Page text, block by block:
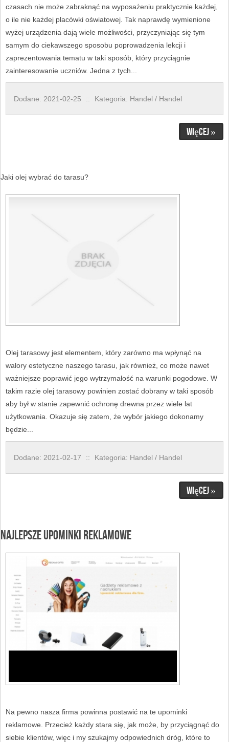
czasach nie może zabraknąć na wyposażeniu praktycznie każdej,
o ile nie każdej placówki oświatowej. Tak naprawdę wymienione
wyżej urządzenia dają wiele możliwości, przyczyniając się tym
samym do ciekawszego sposobu poprowadzenia lekcji i
zaprezentowania tematu w taki sposób, który przyciągnie
zainteresowanie uczniów. Jedna z tych...
Dodane: 2021-02-25 :: Kategoria: Handel / Handel
Więcej »
Jaki olej wybrać do tarasu?
Olej tarasowy jest elementem, który zarówno ma wpłynąć na
walory estetyczne naszego tarasu, jak również, co może nawet
ważniejsze poprawić jego wytrzymałość na warunki pogodowe. W
takim razie olej tarasowy powinien zostać dobrany w taki sposób
aby był w stanie zapewnić ochronę drewna przez wiele lat
użytkowania. Okazuje się zatem, że wybór jakiego dokonamy
będzie...
Dodane: 2021-02-17 :: Kategoria: Handel / Handel
Więcej »
Najlepsze upominki reklamowe
Na pewno nasza firma powinna postawić na te upominki
reklamowe. Przecież każdy stara się, jak może, by przyciągnąć do
siebie klientów, więc i my szukajmy odpowiednich dróg, które to